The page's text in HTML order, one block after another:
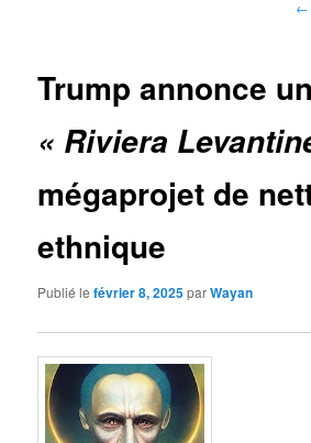
←
Trump annonce
« Riviera
mégaprojet de
ethnique
Publié lefévrier 8, 2025parWayan